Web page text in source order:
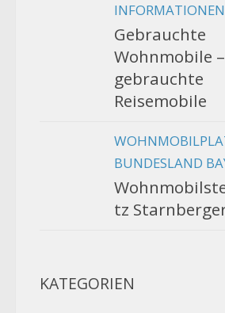
INFORMATIONEN
Gebrauchte
Wohnmobile –
gebrauchte
Reisemobile
BUNDESLAND
tz
KATEGORIEN